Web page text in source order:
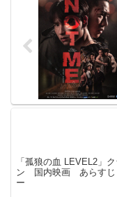
「孤狼の血 LEVEL2」
ン 国内映画 あらすじ
ー